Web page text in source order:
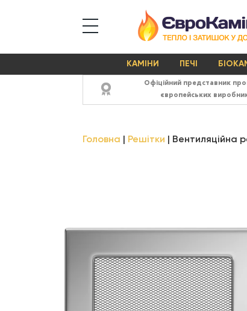
КАМІНИ ПЕЧІ
Офіційний представник
європейських
Головна Решітки Вентиляційна